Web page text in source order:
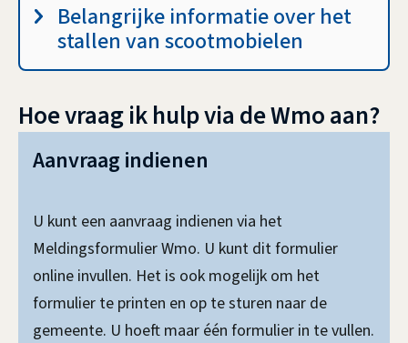
Belangrijke informatie over het
stallen van scootmobielen
Hoe vraag ik hulp via de Wmo aan?
Aanvraag indienen
U kunt een aanvraag indienen via het
Meldingsformulier Wmo. U kunt dit formulier
online invullen. Het is ook mogelijk om het
formulier te printen en op te sturen naar de
gemeente. U hoeft maar één formulier in te vullen.